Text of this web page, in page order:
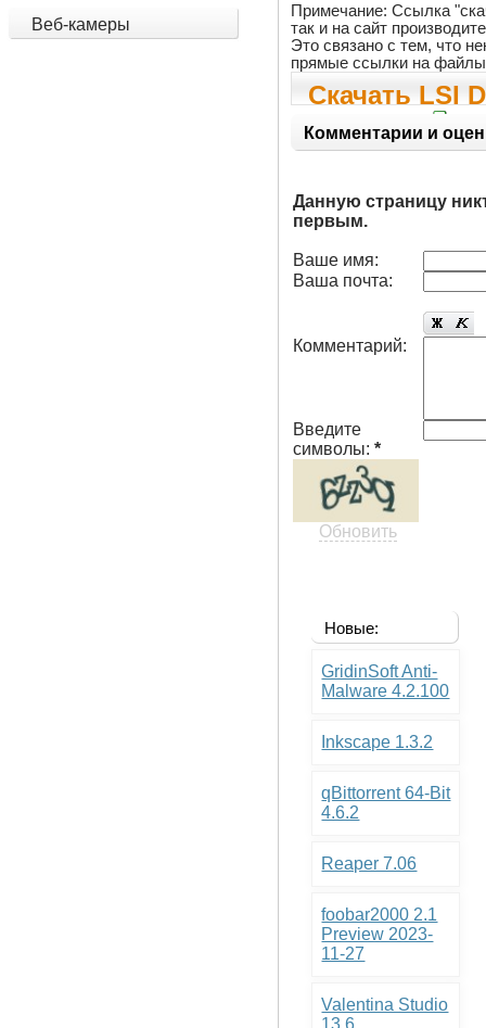
Веб-камеры
Примечание: Ссылка
так и на сайт
Это связано с тем, что
прямые ссылки на
Скачать LSI
2.20.0.32
Комментарии и
Данную страницу
первым.
Ваше имя:
Ваша почта:
Комментарий:
Введите
символы:*
Обновить
Новые:
GridinSoft Anti-
Malware 4.2.100
Inkscape 1.3.2
qBittorrent 64-Bit
4.6.2
Reaper 7.06
foobar2000 2.1
Preview 2023-
11-27
Valentina Studio
13.6